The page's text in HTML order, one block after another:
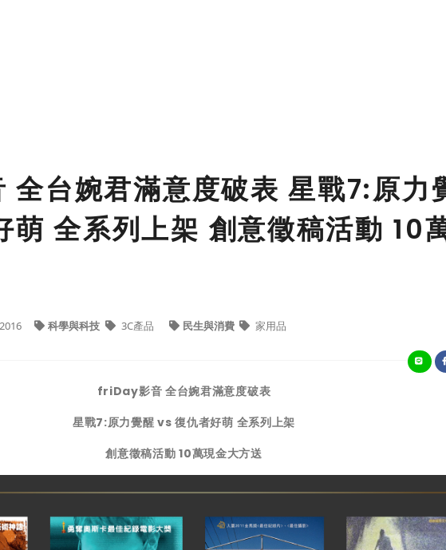
台婉君滿意度破表 星戰7:原力
萌 全系列上架 創意徵稿活動 10
科學與科技 3C產品 民生與消費 家用品
friDay影音 全台婉君滿意度破表
星戰7:原力覺醒 vs 復仇者好萌 全系列上架
創意徵稿活動 10萬現金大方送